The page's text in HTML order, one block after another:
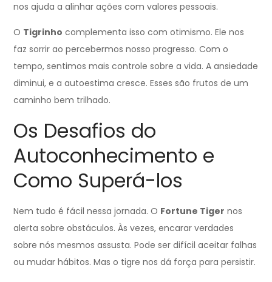
nos ajuda a alinhar ações com valores pessoais.
O Tigrinho complementa isso com otimismo. Ele nos
faz sorrir ao percebermos nosso progresso. Com o
tempo, sentimos mais controle sobre a vida. A ansiedade
diminui, e a autoestima cresce. Esses são frutos de um
caminho bem trilhado.
Os Desafios do
Autoconhecimento e
Como Superá-los
Nem tudo é fácil nessa jornada. O Fortune Tiger nos
alerta sobre obstáculos. Às vezes, encarar verdades
sobre nós mesmos assusta. Pode ser difícil aceitar falhas
ou mudar hábitos. Mas o tigre nos dá força para persistir.